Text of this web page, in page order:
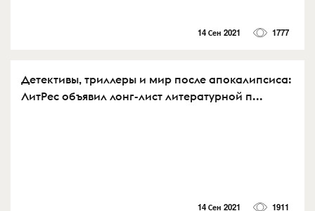
14 Сен 2021 1777
Детективы, триллеры и мир после апокалипсиса:
ЛитРес объявил лонг-лист литературной п...
14 Сен 2021 1911